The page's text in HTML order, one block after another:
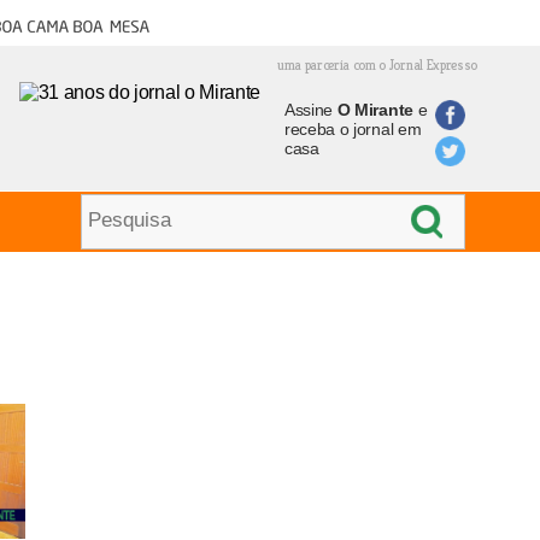
cama boa mesa
uma parceria com o Jornal Expresso
Assine O Mirantee
receba o jornal em
casa